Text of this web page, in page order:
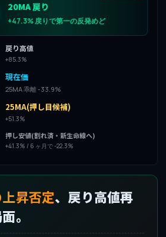
20MA 戻り
+47.3% 戻りで第一の反発めど
戻り高値
+85.3%
現在価
25MA 乖離 -33.9%
25MA(押し目候補)
+51.3%
押し安値(割れ済・新生命線へ)
+41.3% / 6 ヶ月で -22.3%
昇否定、戻り高値再
。